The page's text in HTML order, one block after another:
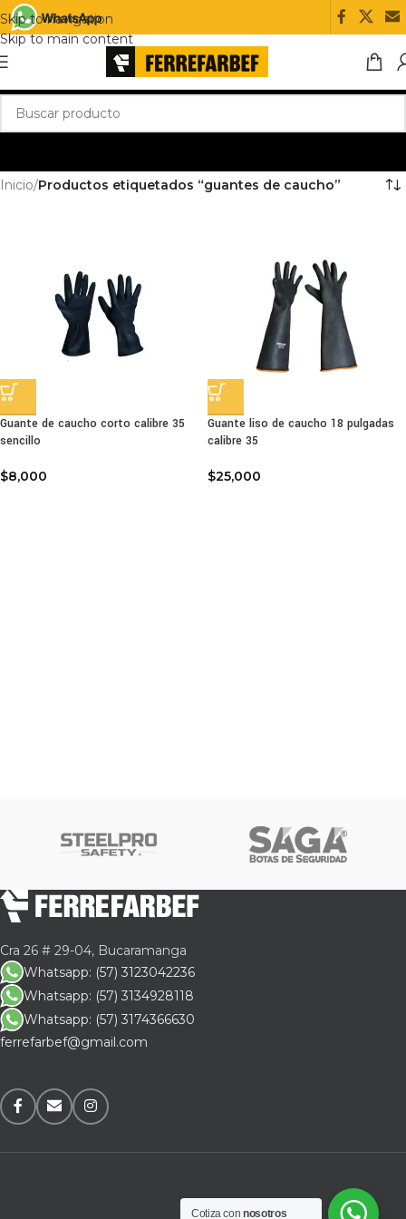
Skip to navigation
Skip to main content
Inicio/Productos etiquetados “guantes de caucho”
Guante de caucho corto calibre 35
sencillo
$8,000
Guante liso de caucho 18 pulgadas
calibre 35
$25,000
Cra 26 # 29-04, Bucaramanga
Whatsapp: (57) 3123042236
Whatsapp: (57) 3134928118
Whatsapp: (57) 3174366630
ferrefarbef@gmail.com
Cotiza connosotros